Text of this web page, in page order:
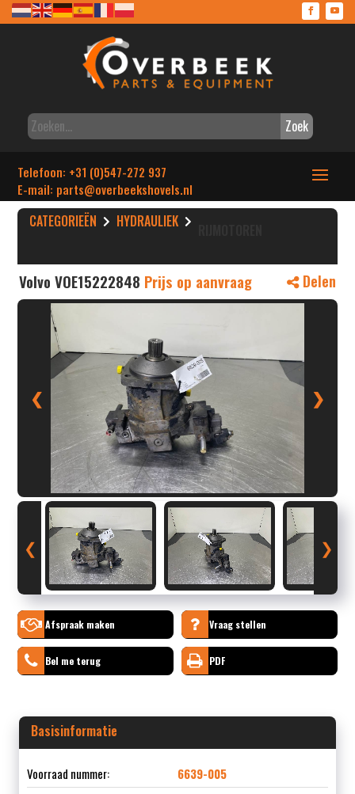
Zoek
Telefoon: +31 (0)547-272 937
E-mail: parts@overbeekshovels.nl
CATEGORIEËN HYDRAULIEK
Volvo VOE15222848 Prijs op aanvraag Delen
❮ ❯
❮ ❯
Afspraak maken Vraag stellen
Bel me terug PDF
Basisinformatie
Voorraad nummer:
6639-005